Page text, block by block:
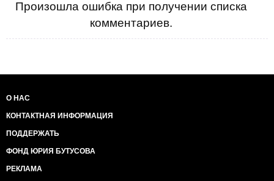
Произошла ошибка при получении списка
комментариев.
О НАС
КОНТАКТНАЯ ИНФОРМАЦИЯ
ПОДДЕРЖАТЬ
ФОНД ЮРИЯ БУТУСОВА
РЕКЛАМА